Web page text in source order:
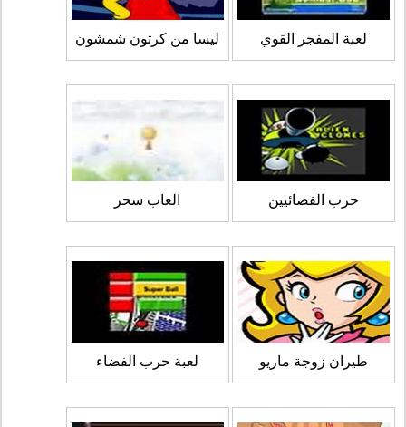
لعبة المفجر القوي ليسا من كرتون شمشون
حرب الفضائيين العاب سحر
طيران زوجة ماريو لعبة حرب الفضاء